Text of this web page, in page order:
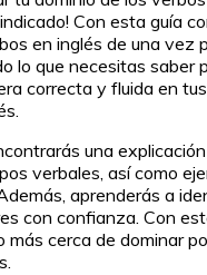
Con esta guía
en inglés de una vez
lo que necesitas saber
correcta y fluida en
una
verbales, así como
aprenderás a
con confianza. Con
más cerca de dominar